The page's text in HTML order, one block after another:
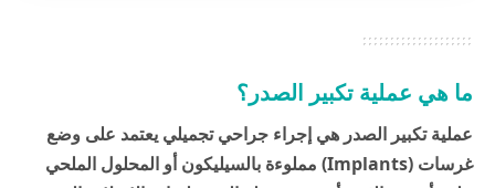
ما هي عملية تكبير الصدر؟
عملية تكبير الصدر هي إجراء جراحي تجميلي يعتمد على وضع
غرسات (Implants) مملوءة بالسيليكون أو المحلول الملحي